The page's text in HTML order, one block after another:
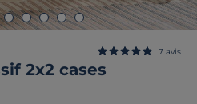
2x2 cases
7 avis